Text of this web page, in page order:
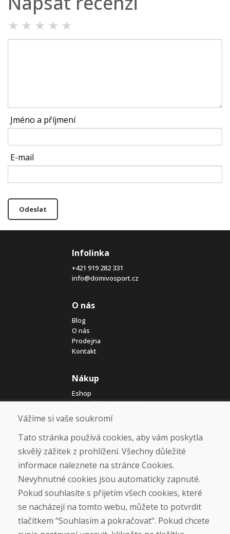
★ ★ ★ ★ ★
Jméno a příjmení
E-mail
Odeslat
Infolinka
+421 919 282 331
info@domivosport.cz
O nás
Blog
O nás
Prodejna
Kontakt
Nákup
Eshop
Jak posíláme elektrokola
Obchodní podmínky
Doprava
Platba
Vrácení a výměna zboží
Ochrana osobních údajů
Cookies
Sociální sítě
Vážíme si vaše soukromí
Tato stránka používá cookies, aby vám poskytla
skvělý zážitek z prohlížení. Všechny důležité
informace naleznete na stránce Cookies.
Nevyhnutné cookies jsou automaticky zapnuté.
Pokud souhlasíte s přijetím všech cookies, které
se nacházejí na tomto webu, můžete to potvrdit
tlačítkem “Souhlasím a pokračovat“. Pokud chcete